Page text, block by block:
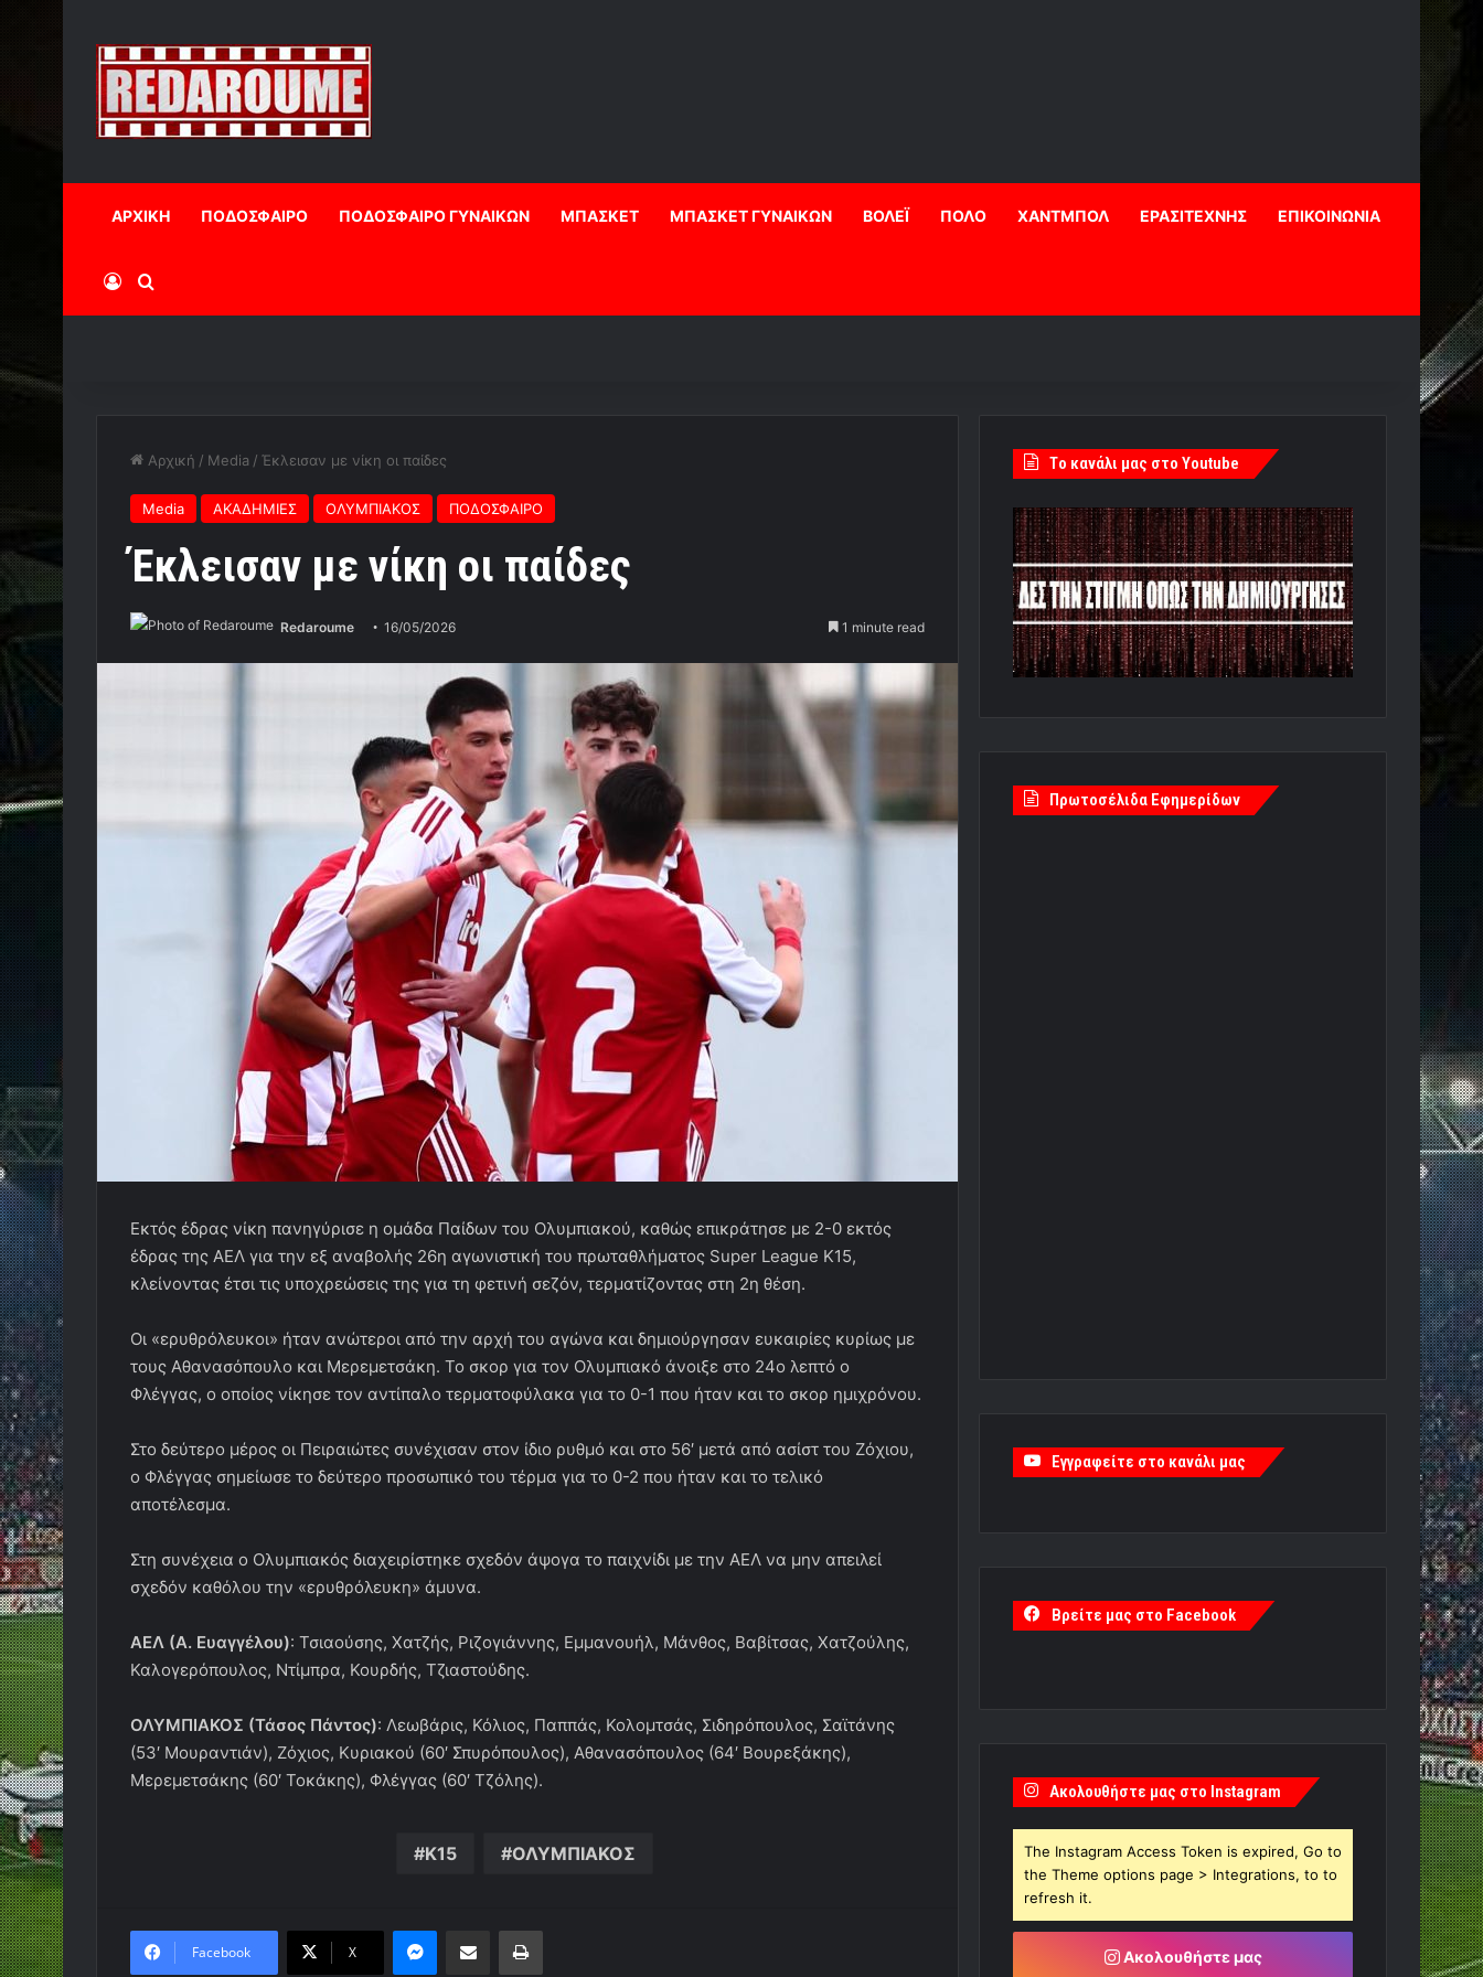
ΑΡΧΙΚΗ ΠΟΔΟΣΦΑΙΡΟ ΠΟΔΟΣΦΑΙΡΟ ΓΥΝΑΙΚΩΝ ΜΠΑΣΚΕΤ ΜΠΑΣΚΕΤ ΓΥΝΑΙΚΩΝ ΒΟΛΕΪ ΠΟΛΟ ΧΑΝΤΜΠΟΛ ΕΡΑΣΙΤΕΧΝΗΣ ΕΠΙΚΟΙΝΩΝΙΑ
Log InΑναζήτηση
Αρχική / Media / Έκλεισαν με νίκη οι παίδες
Media ΑΚΑΔΗΜΙΕΣ ΟΛΥΜΠΙΑΚΟΣ ΠΟΔΟΣΦΑΙΡΟ
Έκλεισαν με νίκη οι παίδες
Redaroume 16/05/2026 1 minute read
Εκτός έδρας νίκη πανηγύρισε η ομάδα Παίδων του Ολυμπιακού, καθώς επικράτησε με 2-0 εκτός
έδρας της ΑΕΛ για την εξ αναβολής 26η αγωνιστική του πρωταθλήματος Super League K15,
κλείνοντας έτσι τις υποχρεώσεις της για τη φετινή σεζόν, τερματίζοντας στη 2η θέση.
Οι «ερυθρόλευκοι» ήταν ανώτεροι από την αρχή του αγώνα και δημιούργησαν ευκαιρίες κυρίως με
τους Αθανασόπουλο και Μερεμετσάκη. Το σκορ για τον Ολυμπιακό άνοιξε στο 24ο λεπτό ο
Φλέγγας, ο οποίος νίκησε τον αντίπαλο τερματοφύλακα για το 0-1 που ήταν και το σκορ ημιχρόνου.
Στο δεύτερο μέρος οι Πειραιώτες συνέχισαν στον ίδιο ρυθμό και στο 56′ μετά από ασίστ του Ζόχιου,
ο Φλέγγας σημείωσε το δεύτερο προσωπικό του τέρμα για το 0-2 που ήταν και το τελικό
αποτέλεσμα.
Στη συνέχεια ο Ολυμπιακός διαχειρίστηκε σχεδόν άψογα το παιχνίδι με την ΑΕΛ να μην απειλεί
σχεδόν καθόλου την «ερυθρόλευκη» άμυνα.
ΑΕΛ (Α. Ευαγγέλου): Τσιαούσης, Χατζής, Ριζογιάννης, Εμμανουήλ, Μάνθος, Βαβίτσας, Χατζούλης,
Καλογερόπουλος, Ντίμπρα, Κουρδής, Τζιαστούδης.
ΟΛΥΜΠΙΑΚΟΣ (Τάσος Πάντος): Λεωβάρις, Κόλιος, Παππάς, Κολομτσάς, Σιδηρόπουλος, Σαϊτάνης
(53′ Μουραντιάν), Ζόχιος, Κυριακού (60′ Σπυρόπουλος), Αθανασόπουλος (64′ Βουρεξάκης),
Μερεμετσάκης (60′ Τοκάκης), Φλέγγας (60′ Τζόλης).
Κ15 ΟΛΥΜΠΙΑΚΟΣ
Facebook X
MessengerΚοινοποίηση μέσω ηλεκτρονικού ταχυδρομείουΕκτύπωση
Tο κανάλι μας στο Youtube
Πρωτοσέλιδα Εφημερίδων
Εγγραφείτε στο κανάλι μας
Βρείτε μας στο Facebook
Ακολουθήστε μας στο Instagram
The Instagram Access Token is expired, Go to
the Theme options page > Integrations, to to
refresh it.
Ακολουθήστε μας